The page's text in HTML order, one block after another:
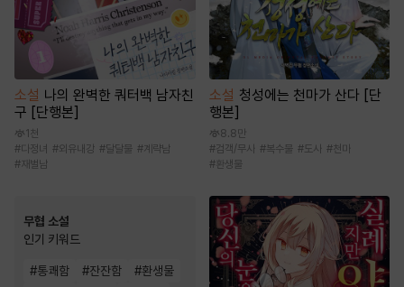
소설 나의 완벽한 쿼터백 남자친
구 [단행본]
1천
#다정녀 #외유내강 #달달물 # 계략남
# 재벌남
무협 소설
인기 키워드
#통쾌함 #잔잔함 #환생물
소설 청성에는 천마가 산다 [단
행본]
8.8만
#검객/무사 #복수물 #도사 #천마
#환생물